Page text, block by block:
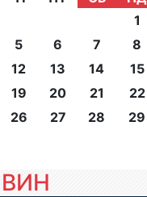
1
5 6 7
8
12 13 14
15
19 20 21
22
26 27 28
29